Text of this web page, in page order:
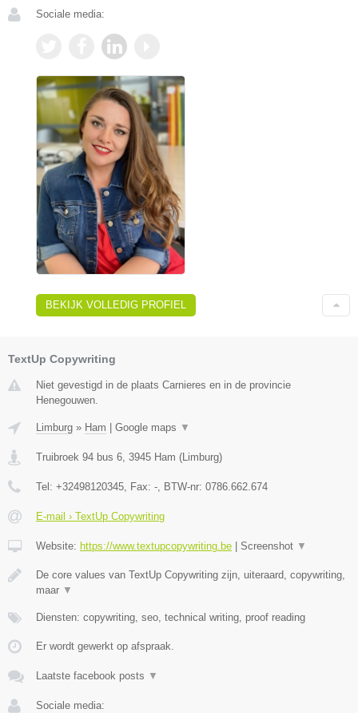
Sociale media:
BEKIJK VOLLEDIG PROFIEL
TextUp Copywriting
Niet gevestigd in de plaats Carnieres en in de provincie
Henegouwen.
Limburg » Ham Google maps ▼
Truibroek 94 bus 6, 3945 Ham (Limburg)
Tel: +32498120345, Fax: -, BTW-nr: 0786.662.674
E-mail › TextUp Copywriting
Website: https://www.textupcopywriting.be Screenshot ▼
De core values van TextUp Copywriting zijn, uiteraard, copywriting,
maar ▼
Diensten: copywriting, seo, technical writing, proof reading
Er wordt gewerkt op afspraak.
Laatste facebook posts ▼
Sociale media: